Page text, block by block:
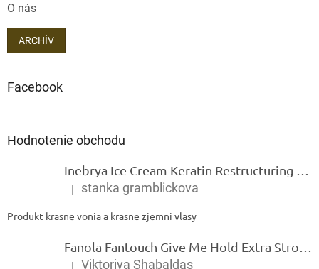
O nás
ARCHÍV
Facebook
Hodnotenie obchodu
Hodnotenie produktu je 5 z 5 hviezdičiek.
| stanka gramblickova
Produkt krasne vonia a krasne zjemni vlasy
| Viktoriya Shabaldas